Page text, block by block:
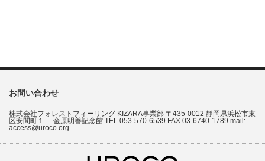
お問い合わせ
株式会社フォレストフィーリング KIZARA事業部 〒435-0012 靜岡県浜松市東
区安間町１ 金原明善記念館 TEL.053-570-6539 FAX.03-6740-1789 mail:
access@uroco.org